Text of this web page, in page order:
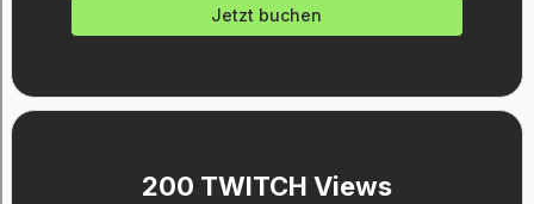
Jetzt buchen
200 TWITCH Views